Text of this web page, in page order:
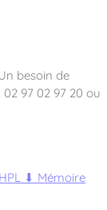
besoin de
97 02 97 20 ou
⬇ Mémoire